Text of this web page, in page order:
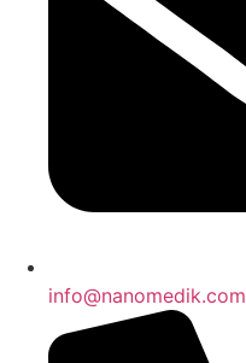
info@nanomedik.com